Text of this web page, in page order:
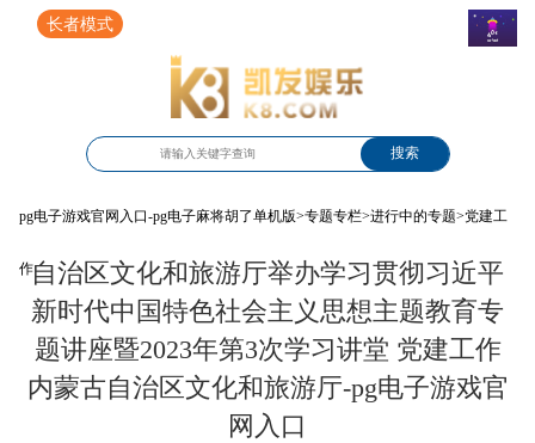
长者模式
搜索
pg电子游戏官网入口-pg电子麻将胡了单机版>专题专栏>进行中的专题>党建工
作自治区文化和旅游厅举办学习贯彻习近平
新时代中国特色社会主义思想主题教育专
题讲座暨2023年第3次学习讲堂 党建工作
内蒙古自治区文化和旅游厅-pg电子游戏官
网入口